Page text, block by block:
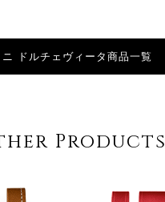
ニ ドルチェヴィータ商品一覧
Products